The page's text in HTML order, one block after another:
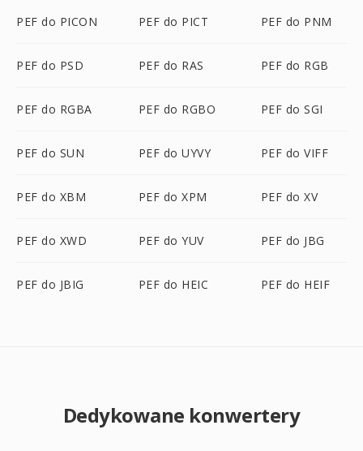
PEF do PICON PEF do PICT PEF do PNM
PEF do PSD PEF do RAS PEF do RGB
PEF do RGBA PEF do RGBO PEF do SGI
PEF do SUN PEF do UYVY PEF do VIFF
PEF do XBM PEF do XPM PEF do XV
PEF do XWD PEF do YUV PEF do JBG
PEF do JBIG PEF do HEIC PEF do HEIF
Dedykowane konwertery